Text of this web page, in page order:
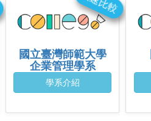
國立臺灣師範大學
企業管理學系
學系介紹